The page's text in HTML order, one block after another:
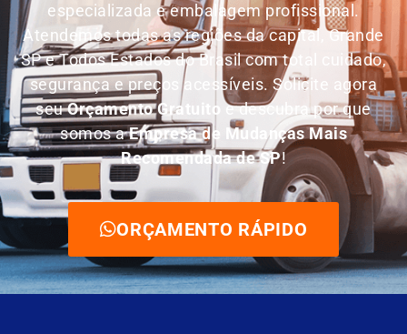
especializada e embalagem profissional.
Atendemos todas as regiões da capital, Grande
SP e Todos Estados do Brasil com total cuidado,
segurança e preços acessíveis. Solicite agora
seuOrçamento Gratuito e descubra por que
somos aEmpresa de Mudanças Mais
Recomendada de SP!
ORÇAMENTO RÁPIDO